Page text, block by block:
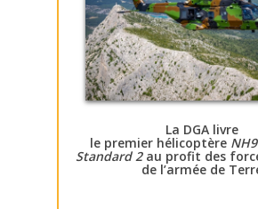
La DGA livre
le premier hélicoptère
Standard 2au profit des
de l’armée de